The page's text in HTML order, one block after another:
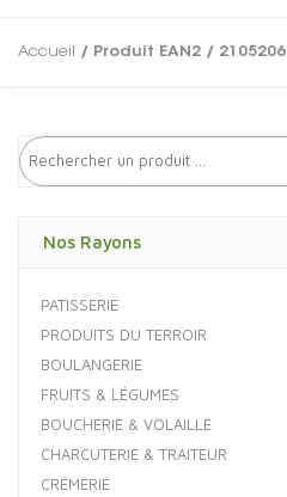
Accueil / Produit EAN2 / 2105206
Nos Rayons
PATISSERIE
PRODUITS DU TERROIR
BOULANGERIE
FRUITS & LÉGUMES
BOUCHERIE & VOLAILLE
CHARCUTERIE & TRAITEUR
CRÈMERIE